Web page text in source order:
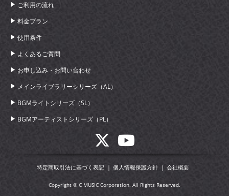
ご利用の流れ
料金プラン
使用条件
よくあるご質問
お申し込み・お問い合わせ
メインライブラリーシリーズ（AL）
BGMライトシリーズ（SL）
BGMアーティストシリーズ（PL）
特定商取引法に基づく表記 個人情報保護方針 会社概要
Copyright © C MUSIC Corporation. All Rights Reserved.